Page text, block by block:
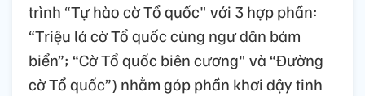
trình “Tự hào cờ Tổ quốc" với 3 hợp phần:
“Triệu lá cờ Tổ quốc cùng ngư dân bám
biển”; “Cờ Tổ quốc biên cương" và “Đường
cờ Tổ quốc”) nhằm góp phần khơi dậy tinh